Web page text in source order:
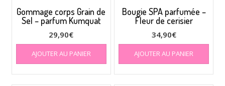
Gommage corps Grain de
Sel – parfum Kumquat
29,90€
AJOUTER AU PANIER
Bougie SPA parfumée –
Fleur de cerisier
34,90€
AJOUTER AU PANIER